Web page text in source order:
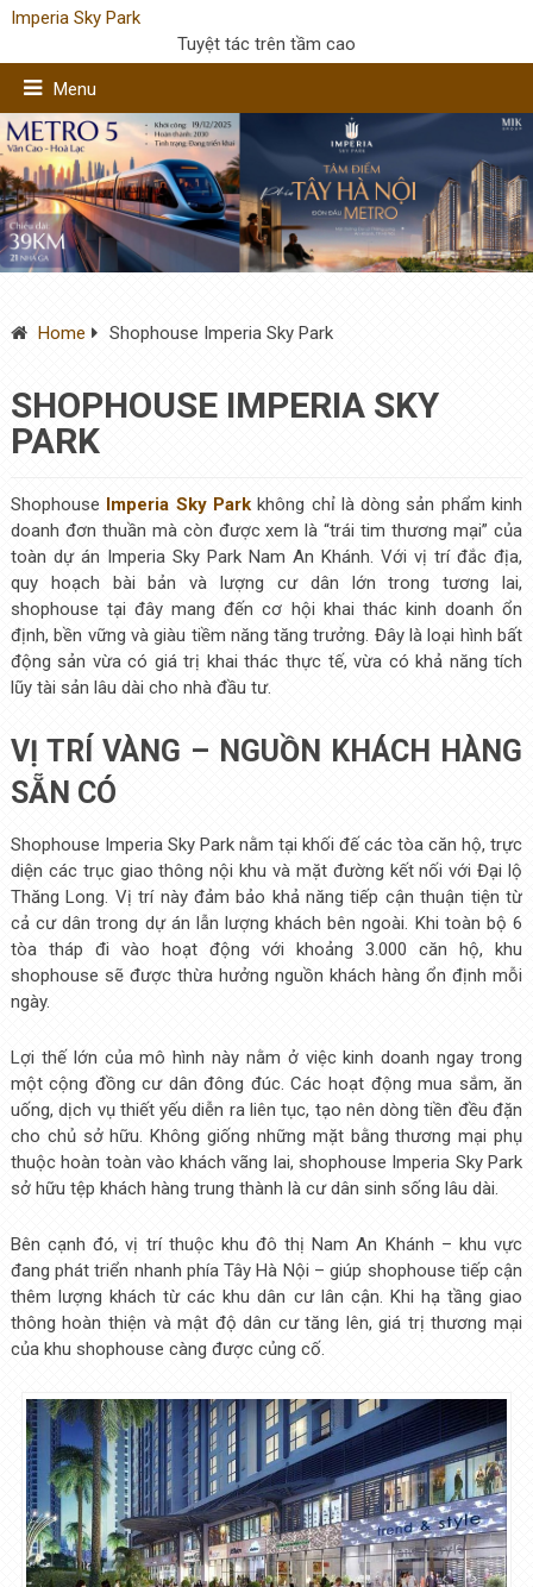
Imperia Sky Park
Tuyệt tác trên tầm cao
Menu
Home Shophouse Imperia Sky Park
SHOPHOUSE IMPERIA SKY
PARK
Shophouse Imperia Sky Parkkhông chỉ là dòng sản phẩm kinh
doanh đơn thuần mà còn được xem là “trái tim thương mại” của
toàn dự án Imperia Sky Park Nam An Khánh. Với vị trí đắc địa,
quy hoạch bài bản và lượng cư dân lớn trong tương lai,
shophouse tại đây mang đến cơ hội khai thác kinh doanh ổn
định, bền vững và giàu tiềm năng tăng trưởng. Đây là loại hình bất
động sản vừa có giá trị khai thác thực tế, vừa có khả năng tích
lũy tài sản lâu dài cho nhà đầu tư.
VỊ TRÍ VÀNG – NGUỒN KHÁCH HÀNG
SẴN CÓ
Shophouse Imperia Sky Park nằm tại khối đế các tòa căn hộ, trực
diện các trục giao thông nội khu và mặt đường kết nối với Đại lộ
Thăng Long. Vị trí này đảm bảo khả năng tiếp cận thuận tiện từ
cả cư dân trong dự án lẫn lượng khách bên ngoài. Khi toàn bộ 6
tòa tháp đi vào hoạt động với khoảng 3.000 căn hộ, khu
shophouse sẽ được thừa hưởng nguồn khách hàng ổn định mỗi
ngày.
Lợi thế lớn của mô hình này nằm ở việc kinh doanh ngay trong
một cộng đồng cư dân đông đúc. Các hoạt động mua sắm, ăn
uống, dịch vụ thiết yếu diễn ra liên tục, tạo nên dòng tiền đều đặn
cho chủ sở hữu. Không giống những mặt bằng thương mại phụ
thuộc hoàn toàn vào khách vãng lai, shophouse Imperia Sky Park
sở hữu tệp khách hàng trung thành là cư dân sinh sống lâu dài.
Bên cạnh đó, vị trí thuộc khu đô thị Nam An Khánh – khu vực
đang phát triển nhanh phía Tây Hà Nội – giúp shophouse tiếp cận
thêm lượng khách từ các khu dân cư lân cận. Khi hạ tầng giao
thông hoàn thiện và mật độ dân cư tăng lên, giá trị thương mại
của khu shophouse càng được củng cố.